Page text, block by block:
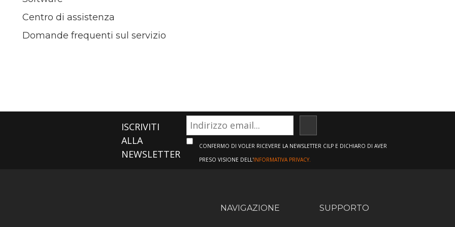
Centro di assistenza
Domande frequenti sul servizio
ISCRIVITI
ALLA
NEWSLETTER
CONFERMO DI VOLER RICEVERE LA NEWSLETTER CILP E DICHIARO DI AVER
PRESO VISIONE DELL'INFORMATIVA PRIVACY.
NAVIGAZIONE SUPPORTO